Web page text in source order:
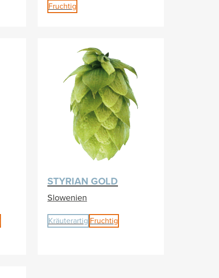
Fruchtig
STYRIAN GOLD
Slowenien
Kräuterartig Fruchtig